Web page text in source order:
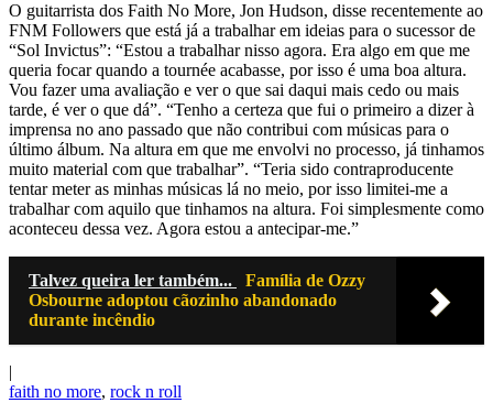
O guitarrista dos Faith No More, Jon Hudson, disse recentemente ao
FNM Followers que está já a trabalhar em ideias para o sucessor de
“Sol Invictus”: “Estou a trabalhar nisso agora. Era algo em que me
queria focar quando a tournée acabasse, por isso é uma boa altura.
Vou fazer uma avaliação e ver o que sai daqui mais cedo ou mais
tarde, é ver o que dá”. “Tenho a certeza que fui o primeiro a dizer à
imprensa no ano passado que não contribui com músicas para o
último álbum. Na altura em que me envolvi no processo, já tinhamos
muito material com que trabalhar”. “Teria sido contraproducente
tentar meter as minhas músicas lá no meio, por isso limitei-me a
trabalhar com aquilo que tinhamos na altura. Foi simplesmente como
aconteceu dessa vez. Agora estou a antecipar-me.”
Talvez queira ler também...
Família de Ozzy
Osbourne adoptou cãozinho abandonado
durante incêndio
|
faith no more, rock n roll